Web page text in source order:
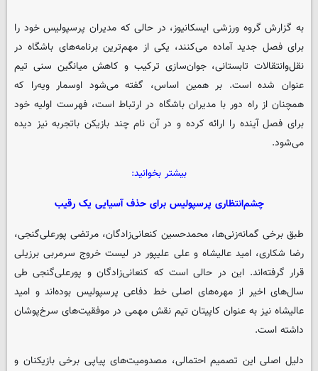
به گزارش گروه ورزشی ایسکانیوز، در حالی که مدیران پرسپولیس خود را
برای فصل جدید آماده می‌کنند، یکی از مهم‌ترین برنامه‌های باشگاه در
نقل‌وانتقالات تابستانی، جوان‌سازی ترکیب و کاهش میانگین سنی تیم
عنوان شده است. بر همین اساس، گفته می‌شود اوسمار ویه‌را که
همچنان از راه دور با مدیران باشگاه در ارتباط است، فهرست اولیه خود
برای فصل آینده را ارائه کرده و در آن نام چند بازیکن باتجربه نیز دیده
می‌شود.
بیشتر بخوانید:
چشم‌انتظاری پرسپولیس برای حذف آسیایی یک رقیب
طبق برخی گمانه‌زنی‌ها، محمدحسین کنعانی‌زادگان، مرتضی پورعلی‌گنجی،
رضا شکاری، امید عالیشاه و علی علیپور در لیست خروج سرمربی برزیلی
قرار گرفته‌اند. این در حالی است که کنعانی‌زادگان و پورعلی‌گنجی طی
سال‌های اخیر از مهره‌های اصلی خط دفاعی پرسپولیس بوده‌اند و امید
عالیشاه نیز به عنوان کاپیتان تیم نقش مهمی در موفقیت‌های سرخ‌پوشان
داشته است.
دلیل اصلی این تصمیم احتمالی، مصدومیت‌های پیاپی برخی بازیکنان و